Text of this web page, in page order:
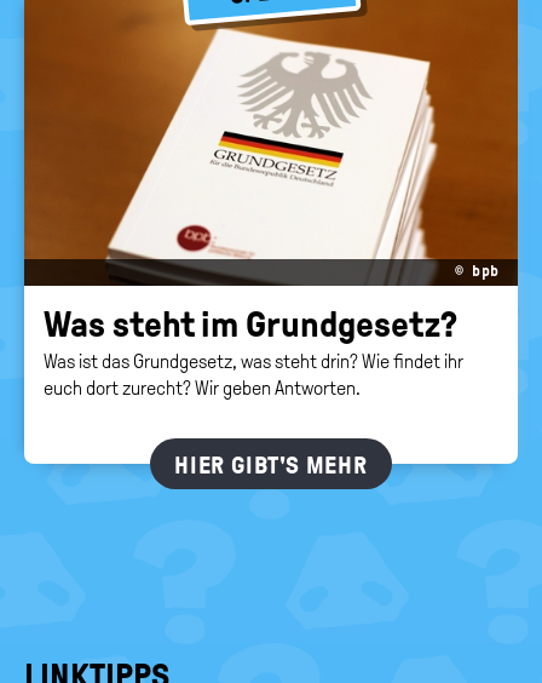
© bpb
Was steht im Grund­ge­setz?
Was ist das Grundgesetz, was steht drin? Wie findet ihr
euch dort zurecht? Wir geben Antworten.
HIER GIBT'S MEHR